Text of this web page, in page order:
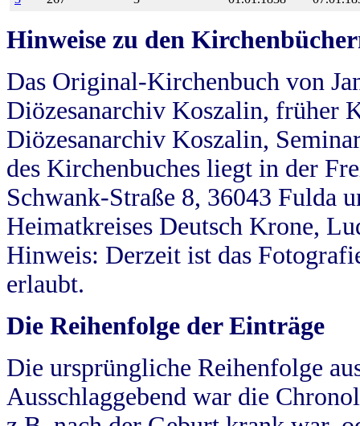
Hinweise zu den
Das Original-Kirchenbuch von
Diözesanarchiv Koszalin, früher
Diözesanarchiv Koszalin,
des Kirchenbuches liegt in der
Schwank-Straße 8, 36043 Fulda
Heimatkreises Deutsch Krone,
Hinweis: Derzeit ist das
erlaubt.
Die Reihenfolge der Einträge
Die ursprüngliche Reihenfolge
Ausschlaggebend war die